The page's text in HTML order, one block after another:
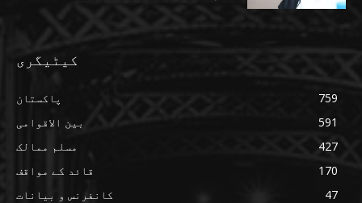
کیٹیگری
پاکستان
759
بین الاقوامی
591
مسلم ممالک
427
قائد کے مواقف
170
کانفرنس و بیانات
47